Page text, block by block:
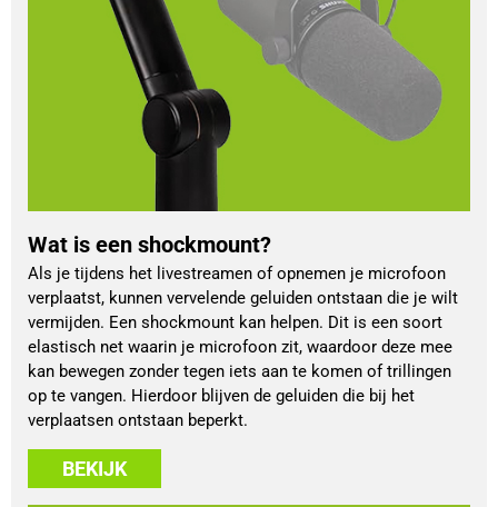
Wat is een shockmount?
Als je tijdens het livestreamen of opnemen je microfoon
verplaatst, kunnen vervelende geluiden ontstaan die je wilt
vermijden. Een shockmount kan helpen. Dit is een soort
elastisch net waarin je microfoon zit, waardoor deze mee
kan bewegen zonder tegen iets aan te komen of trillingen
op te vangen. Hierdoor blijven de geluiden die bij het
verplaatsen ontstaan beperkt.
BEKIJK